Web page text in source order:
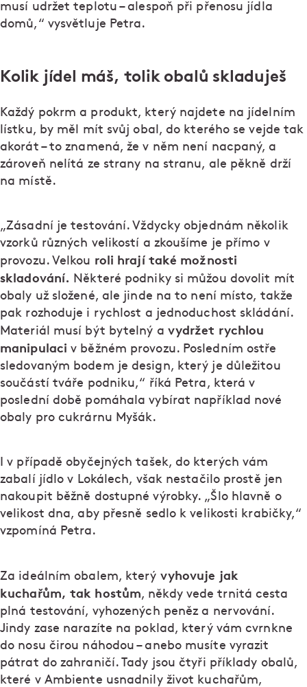
musí udržet teplotu – alespoň při přenosu jídla
domů,“ vysvětluje Petra.
Kolik jídel máš, tolik obalů skladuješ
Každý pokrm a produkt, který najdete na jídelním
lístku, by měl mít svůj obal, do kterého se vejde tak
akorát – to znamená, že v něm není nacpaný, a
zároveň nelítá ze strany na stranu, ale pěkně drží
na místě.
„Zásadní je testování. Vždycky objednám několik
vzorků různých velikostí a zkoušíme je přímo v
provozu. Velkou roli hrají také možnosti
skladování. Některé podniky si můžou dovolit mít
obaly už složené, ale jinde na to není místo, takže
pak rozhoduje i rychlost a jednoduchost skládání.
Materiál musí být bytelný a vydržet rychlou
manipulaci v běžném provozu. Posledním ostře
sledovaným bodem je design, který je důležitou
součástí tváře podniku,“ říká Petra, která v
poslední době pomáhala vybírat například nové
obaly pro cukrárnu Myšák.
I v případě obyčejných tašek, do kterých vám
zabalí jídlo v Lokálech, však nestačilo prostě jen
nakoupit běžně dostupné výrobky. „Šlo hlavně o
velikost dna, aby přesně sedlo k velikosti krabičky,“
vzpomíná Petra.
Za ideálním obalem, který vyhovuje jak
kuchařům, tak hostům, někdy vede trnitá cesta
plná testování, vyhozených peněz a nervování.
Jindy zase narazíte na poklad, který vám cvrnkne
do nosu čirou náhodou – anebo musíte vyrazit
pátrat do zahraničí. Tady jsou čtyři příklady obalů,
které v Ambiente usnadnily život kuchařům,